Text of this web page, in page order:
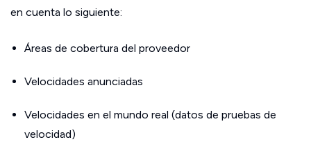
en cuenta lo siguiente:
Áreas de cobertura del proveedor
Velocidades anunciadas
Velocidades en el mundo real (datos de pruebas de
velocidad)